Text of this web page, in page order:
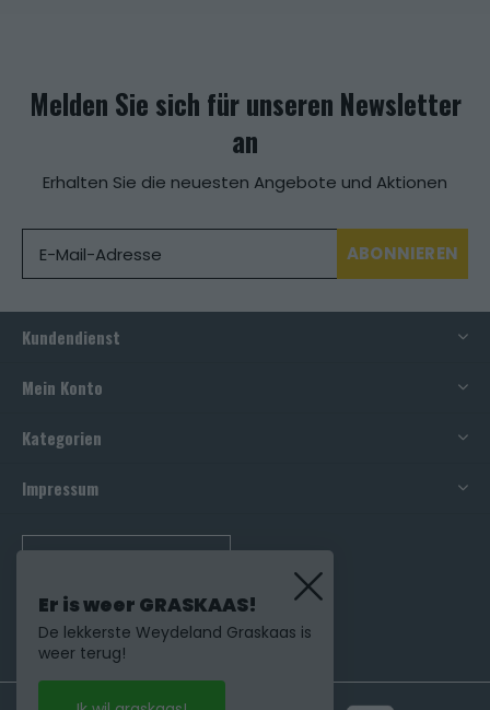
Melden Sie sich für unseren Newsletter
an
Erhalten Sie die neuesten Angebote und Aktionen
ABONNIEREN
Kundendienst
Mein Konto
Kategorien
Impressum
Er is weer GRASKAAS!
De lekkerste Weydeland Graskaas is
weer terug!